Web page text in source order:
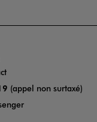
(appel non surtaxé)